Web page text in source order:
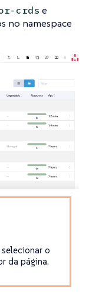
crds e
no namespace
o
da página.